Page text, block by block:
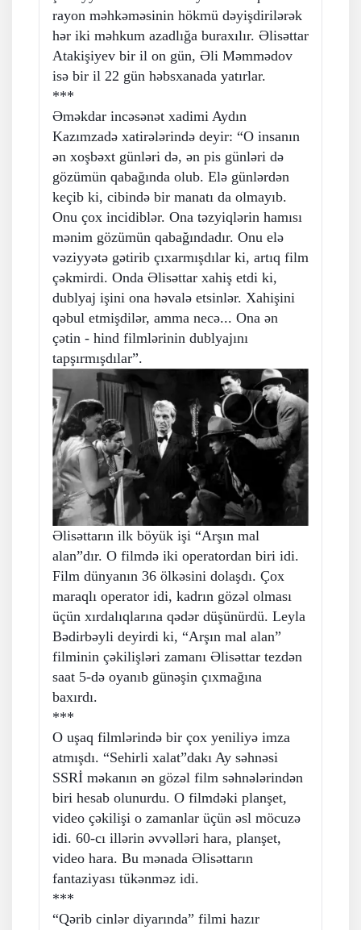
rayon məhkəməsinin hökmü dəyişdirilərək
hər iki məhkum azadlığa buraxılır. Əlisəttar
Atakişiyev bir il on gün, Əli Məmmədov
isə bir il 22 gün həbsxanada yatırlar.
***
Əməkdar incəsənət xadimi Aydın
Kazımzadə xatirələrində deyir: “O insanın
ən xoşbəxt günləri də, ən pis günləri də
gözümün qabağında olub. Elə günlərdən
keçib ki, cibində bir manatı da olmayıb.
Onu çox incidiblər. Ona təzyiqlərin hamısı
mənim gözümün qabağındadır. Onu elə
vəziyyətə gətirib çıxarmışdılar ki, artıq film
çəkmirdi. Onda Əlisəttar xahiş etdi ki,
dublyaj işini ona həvalə etsinlər. Xahişini
qəbul etmişdilər, amma necə... Ona ən
çətin - hind filmlərinin dublyajını
tapşırmışdılar”.
Əlisəttarın ilk böyük işi “Arşın mal
alan”dır. O filmdə iki operatordan biri idi.
Film dünyanın 36 ölkəsini dolaşdı. Çox
maraqlı operator idi, kadrın gözəl olması
üçün xırdalıqlarına qədər düşünürdü. Leyla
Bədirbəyli deyirdi ki, “Arşın mal alan”
filminin çəkilişləri zamanı Əlisəttar tezdən
saat 5-də oyanıb günəşin çıxmağına
baxırdı.
***
O uşaq filmlərində bir çox yeniliyə imza
atmışdı. “Sehirli xalat”dakı Ay səhnəsi
SSRİ məkanın ən gözəl film səhnələrindən
biri hesab olunurdu. O filmdəki planşet,
video çəkilişi o zamanlar üçün əsl möcuzə
idi. 60-cı illərin əvvəlləri hara, planşet,
video hara. Bu mənada Əlisəttarın
fantaziyası tükənməz idi.
***
“Qərib cinlər diyarında” filmi hazır